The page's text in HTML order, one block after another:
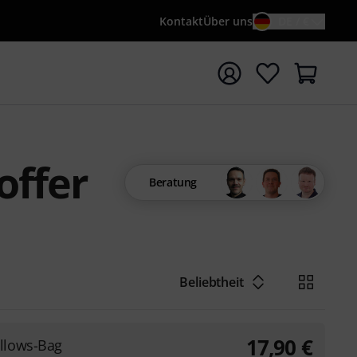
KontaktÜber uns
mit Suchwort {searchTerm} starten
Beratung
Beliebtheit
Bag 17,90 €